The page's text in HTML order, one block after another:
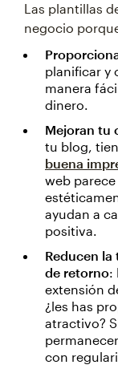
Las plantillas
negocio
planificar y
manera
dinero.
Mejoran tu
tu blog,
buena
web
ayudan a
positiva.
Reducen la
de retorno:
extensión
¿les has
atractivo?
con